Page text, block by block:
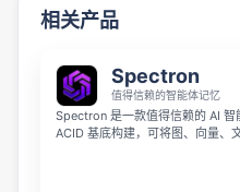
相关产品
Spectron
值得信赖的智能体记忆
Spectron 是一款值得信赖的 AI
ACID 基底构建，可将图、向量、